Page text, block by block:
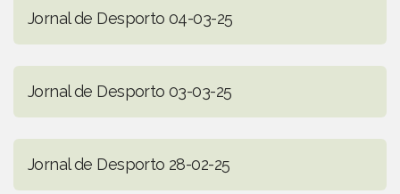
Jornal de Desporto 04-03-25
Jornal de Desporto 03-03-25
Jornal de Desporto 28-02-25